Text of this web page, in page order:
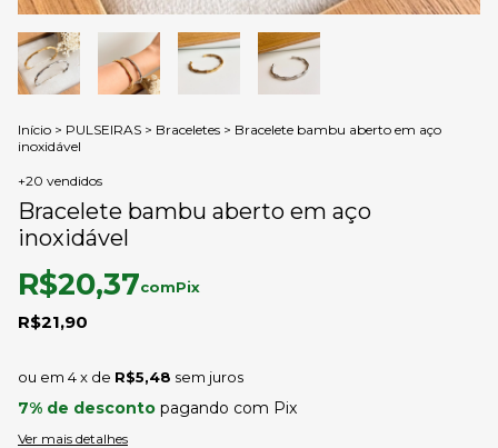
Início > PULSEIRAS > Braceletes > Bracelete bambu aberto em aço
inoxidável
+20 vendidos
Bracelete bambu aberto em aço
inoxidável
R$21,90
R$20,37comPix
4x de R$5,48 sem juros
7% de desconto pagando com Pix
Ver mais detalhes